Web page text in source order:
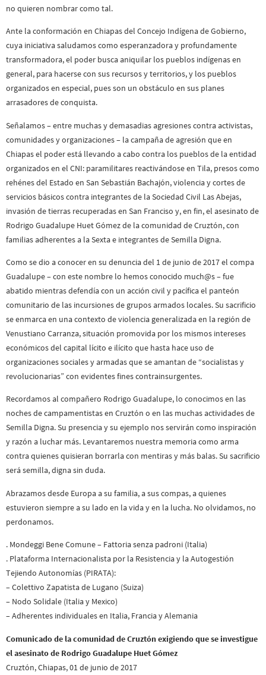
no quieren nombrar como tal.
Ante la conformación en Chiapas del Concejo Indígena de Gobierno,
cuya iniciativa saludamos como esperanzadora y profundamente
transformadora, el poder busca aniquilar los pueblos indígenas en
general, para hacerse con sus recursos y territorios, y los pueblos
organizados en especial, pues son un obstáculo en sus planes
arrasadores de conquista.
Señalamos – entre muchas y demasadias agresiones contra activistas,
comunidades y organizaciones – la campaña de agresión que en
Chiapas el poder está llevando a cabo contra los pueblos de la entidad
organizados en el CNI: paramilitares reactivándose en Tila, presos como
rehénes del Estado en San Sebastián Bachajón, violencia y cortes de
servicios básicos contra integrantes de la Sociedad Civil Las Abejas,
invasión de tierras recuperadas en San Franciso y, en fin, el asesinato de
Rodrigo Guadalupe Huet Gómez de la comunidad de Cruztón, con
familias adherentes a la Sexta e integrantes de Semilla Digna.
Como se dio a conocer en su denuncia del 1 de junio de 2017 el compa
Guadalupe – con este nombre lo hemos conocido much@s – fue
abatido mientras defendía con un acción civil y pacífica el panteón
comunitario de las incursiones de grupos armados locales. Su sacrificio
se enmarca en una contexto de violencia generalizada en la región de
Venustiano Carranza, situación promovida por los mismos intereses
económicos del capital lícito e ilícito que hasta hace uso de
organizaciones sociales y armadas que se amantan de “socialistas y
revolucionarias” con evidentes fines contrainsurgentes.
Recordamos al compañero Rodrigo Guadalupe, lo conocimos en las
noches de campamentistas en Cruztón o en las muchas actividades de
Semilla Digna. Su presencia y su ejemplo nos servirán como inspiración
y razón a luchar más. Levantaremos nuestra memoria como arma
contra quienes quisieran borrarla con mentiras y más balas. Su sacrificio
será semilla, digna sin duda.
Abrazamos desde Europa a su familia, a sus compas, a quienes
estuvieron siempre a su lado en la vida y en la lucha. No olvidamos, no
perdonamos.
. Mondeggi Bene Comune – Fattoria senza padroni (Italia)
. Plataforma Internacionalista por la Resistencia y la Autogestión
Tejiendo Autonomías (PIRATA):
– Colettivo Zapatista de Lugano (Suiza)
– Nodo Solidale (Italia y Mexico)
– Adherentes individuales en Italia, Francia y Alemania
Comunicado de la comunidad de Cruztón exigiendo que se investigue
el asesinato de Rodrigo Guadalupe Huet Gómez
Cruztón, Chiapas, 01 de junio de 2017